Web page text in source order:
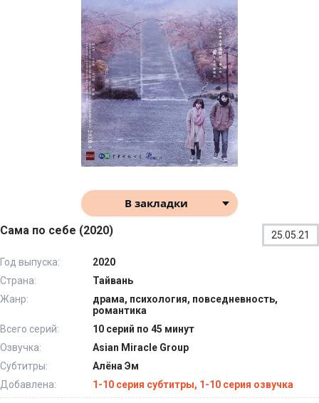
В закладки
Сама по себе (2020) 25.05.21
Год выпуска:
2020
Страна:
Тайвань
Жанр:
драма, психология, повседневность,
романтика
Всего серий:
10 серий по 45 минут
Озвучка:
Asian Miracle Group
Субтитры:
Алёна Эм
Добавлена:
1-10 серия субтитры, 1-10 серия озвучка